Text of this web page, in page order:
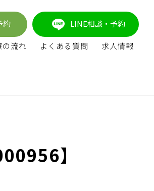
約 LINE相談・予約
の流れ よくある質問 求人情報
】